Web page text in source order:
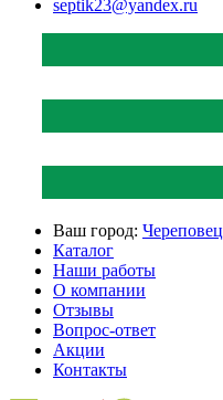
septik23@yandex.ru
Ваш город: Череповец
Каталог
Наши работы
О компании
Отзывы
Вопрос-ответ
Акции
Контакты